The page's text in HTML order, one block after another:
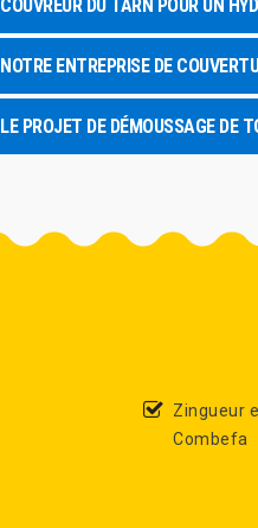
COUVREUR DU TARN POUR UN
NOTRE ENTREPRISE DE
LE PROJET DE DÉMOUSSAGE DE
Zingueur
Combefa